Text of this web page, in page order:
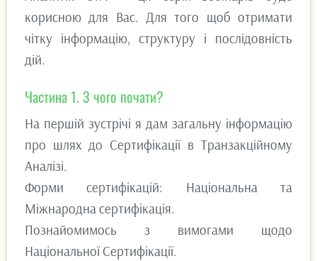
корисною для Вас. Для того щоб отримати
чітку інформацію, структуру і послідовність
дій.
Частина 1. З чого почати?
На першій зустрічі я дам загальну інформацію
про шлях до Сертифікації в Транзакційному
Аналізі.
Форми сертифікацій: Національна та
Міжнародна сертифікація.
Познайомимось з вимогами щодо
Національної Сертифікації.